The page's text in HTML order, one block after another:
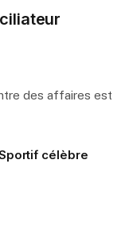
des affaires est
célèbre